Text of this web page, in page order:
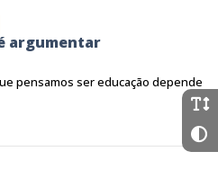
argumentar
pensamos ser educação depende